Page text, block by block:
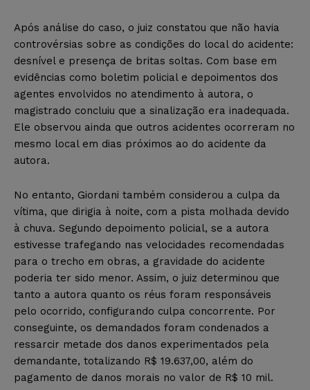
Após análise do caso, o juiz constatou que não havia
controvérsias sobre as condições do local do acidente:
desnível e presença de britas soltas. Com base em
evidências como boletim policial e depoimentos dos
agentes envolvidos no atendimento à autora, o
magistrado concluiu que a sinalização era inadequada.
Ele observou ainda que outros acidentes ocorreram no
mesmo local em dias próximos ao do acidente da
autora.
No entanto, Giordani também considerou a culpa da
vítima, que dirigia à noite, com a pista molhada devido
à chuva. Segundo depoimento policial, se a autora
estivesse trafegando nas velocidades recomendadas
para o trecho em obras, a gravidade do acidente
poderia ter sido menor. Assim, o juiz determinou que
tanto a autora quanto os réus foram responsáveis
pelo ocorrido, configurando culpa concorrente. Por
conseguinte, os demandados foram condenados a
ressarcir metade dos danos experimentados pela
demandante, totalizando R$ 19.637,00, além do
pagamento de danos morais no valor de R$ 10 mil.